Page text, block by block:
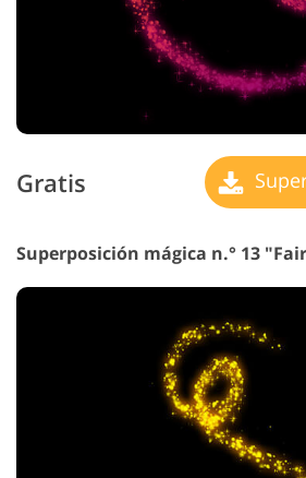
Gratis
Superposición mágica n.° 13